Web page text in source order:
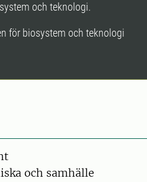
och teknologi.
för biosystem och teknologi
och samhälle